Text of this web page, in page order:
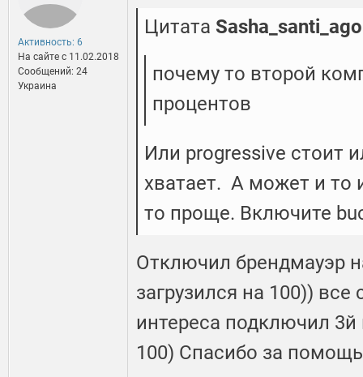
Активность: 6
На сайте c 11.02.2018
Сообщений: 24
Украина
Цитата Sasha_santi_ago
почему то второй
процентов
Или progressive стоит
хватает. А может и то
то проще. Включите
Отключил брендмауэр
загрузился на 100)) все
интереса подключил
100) Спасибо за помощь